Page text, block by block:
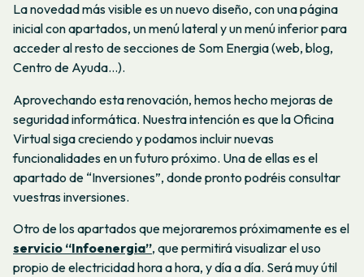
La novedad más visible es un nuevo diseño, con una página
inicial con apartados, un menú lateral y un menú inferior para
acceder al resto de secciones de Som Energia (web, blog,
Centro de Ayuda...).
Aprovechando esta renovación, hemos hecho mejoras de
seguridad informática. Nuestra intención es que la Oficina
Virtual siga creciendo y podamos incluir nuevas
funcionalidades en un futuro próximo. Una de ellas es el
apartado de “Inversiones”, donde pronto podréis consultar
vuestras inversiones.
Otro de los apartados que mejoraremos próximamente es el
servicio “Infoenergia”, que permitirá visualizar el uso
propio de electricidad hora a hora, y día a día. Será muy útil